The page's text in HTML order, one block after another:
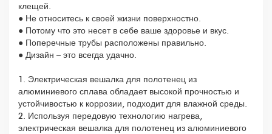
клещей.
● Не относитесь к своей жизни поверхностно.
● Потому что это несет в себе ваше здоровье и вкус.
● Поперечные трубы расположены правильно.
● Дизайн – это всегда удачно.
1. Электрическая вешалка для полотенец из
алюминиевого сплава обладает высокой прочностью и
устойчивостью к коррозии, подходит для влажной среды.
2. Используя передовую технологию нагрева,
электрическая вешалка для полотенец из алюминиевого